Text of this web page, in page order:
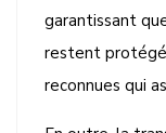
garantissant
restent
reconnues qui